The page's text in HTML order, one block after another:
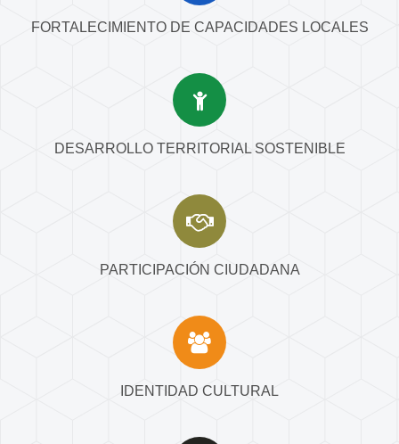
FORTALECIMIENTO DE CAPACIDADES LOCALES
DESARROLLO TERRITORIAL SOSTENIBLE
PARTICIPACIÓN CIUDADANA
IDENTIDAD CULTURAL